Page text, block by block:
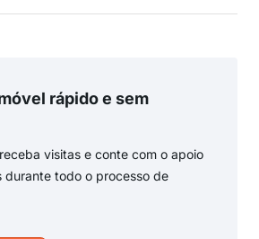
rápido e sem
visitas e conte com o apoio
durante todo o processo de